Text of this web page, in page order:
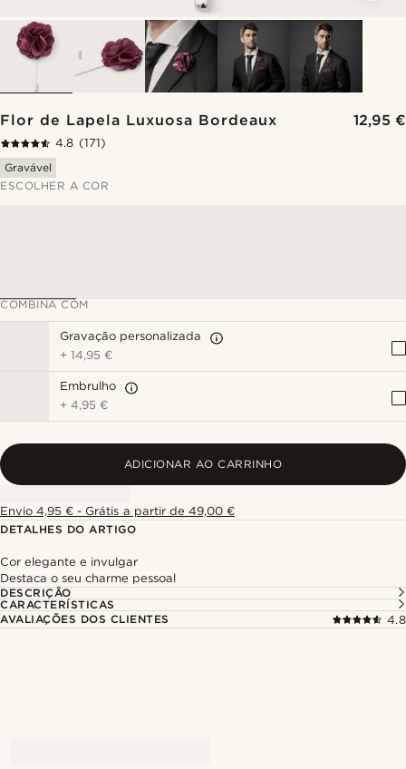
Flor de Lapela Luxuosa Bordeaux 12,95 €
4.8 (171)
Gravável
ESCOLHER A COR
COMBINA COM
Gravação personalizada
+14,95 €
Embrulho
+4,95 €
ADICIONAR AO CARRINHO
Envio 4,95 € - Grátis a partir de 49,00 €
DETALHES DO ARTIGO
Cor elegante e invulgar
Destaca o seu charme pessoal
DESCRIÇÃO
CARACTERÍSTICAS
AVALIAÇÕES DOS CLIENTES
4.8